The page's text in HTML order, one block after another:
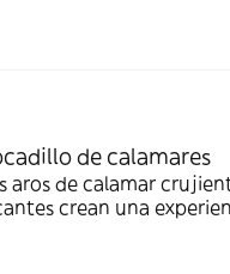
de calamares
aros de calamar
crean una